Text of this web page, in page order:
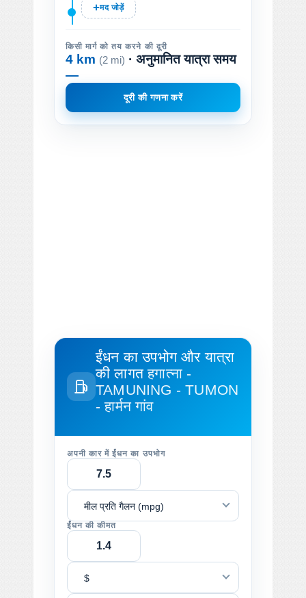
मद जोड़ें
किसी मार्ग को तय करने की दूरी
4 km (2 mi) · अनुमानित यात्रा समय
—
दूरी की गणना करें
ईंधन का उपभोग और यात्रा
की लागतहगात्ना -
TAMUNING - TUMON
- हार्मन गांव
अपनी कार में ईंधन का उपभोग
मील प्रति गैलन (mpg)
ईंधन की कीमत
$